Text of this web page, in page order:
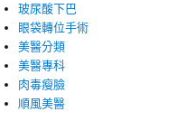
玻尿酸下巴
眼袋轉位手術
美醫分類
美醫專科
肉毒瘦臉
順風美醫